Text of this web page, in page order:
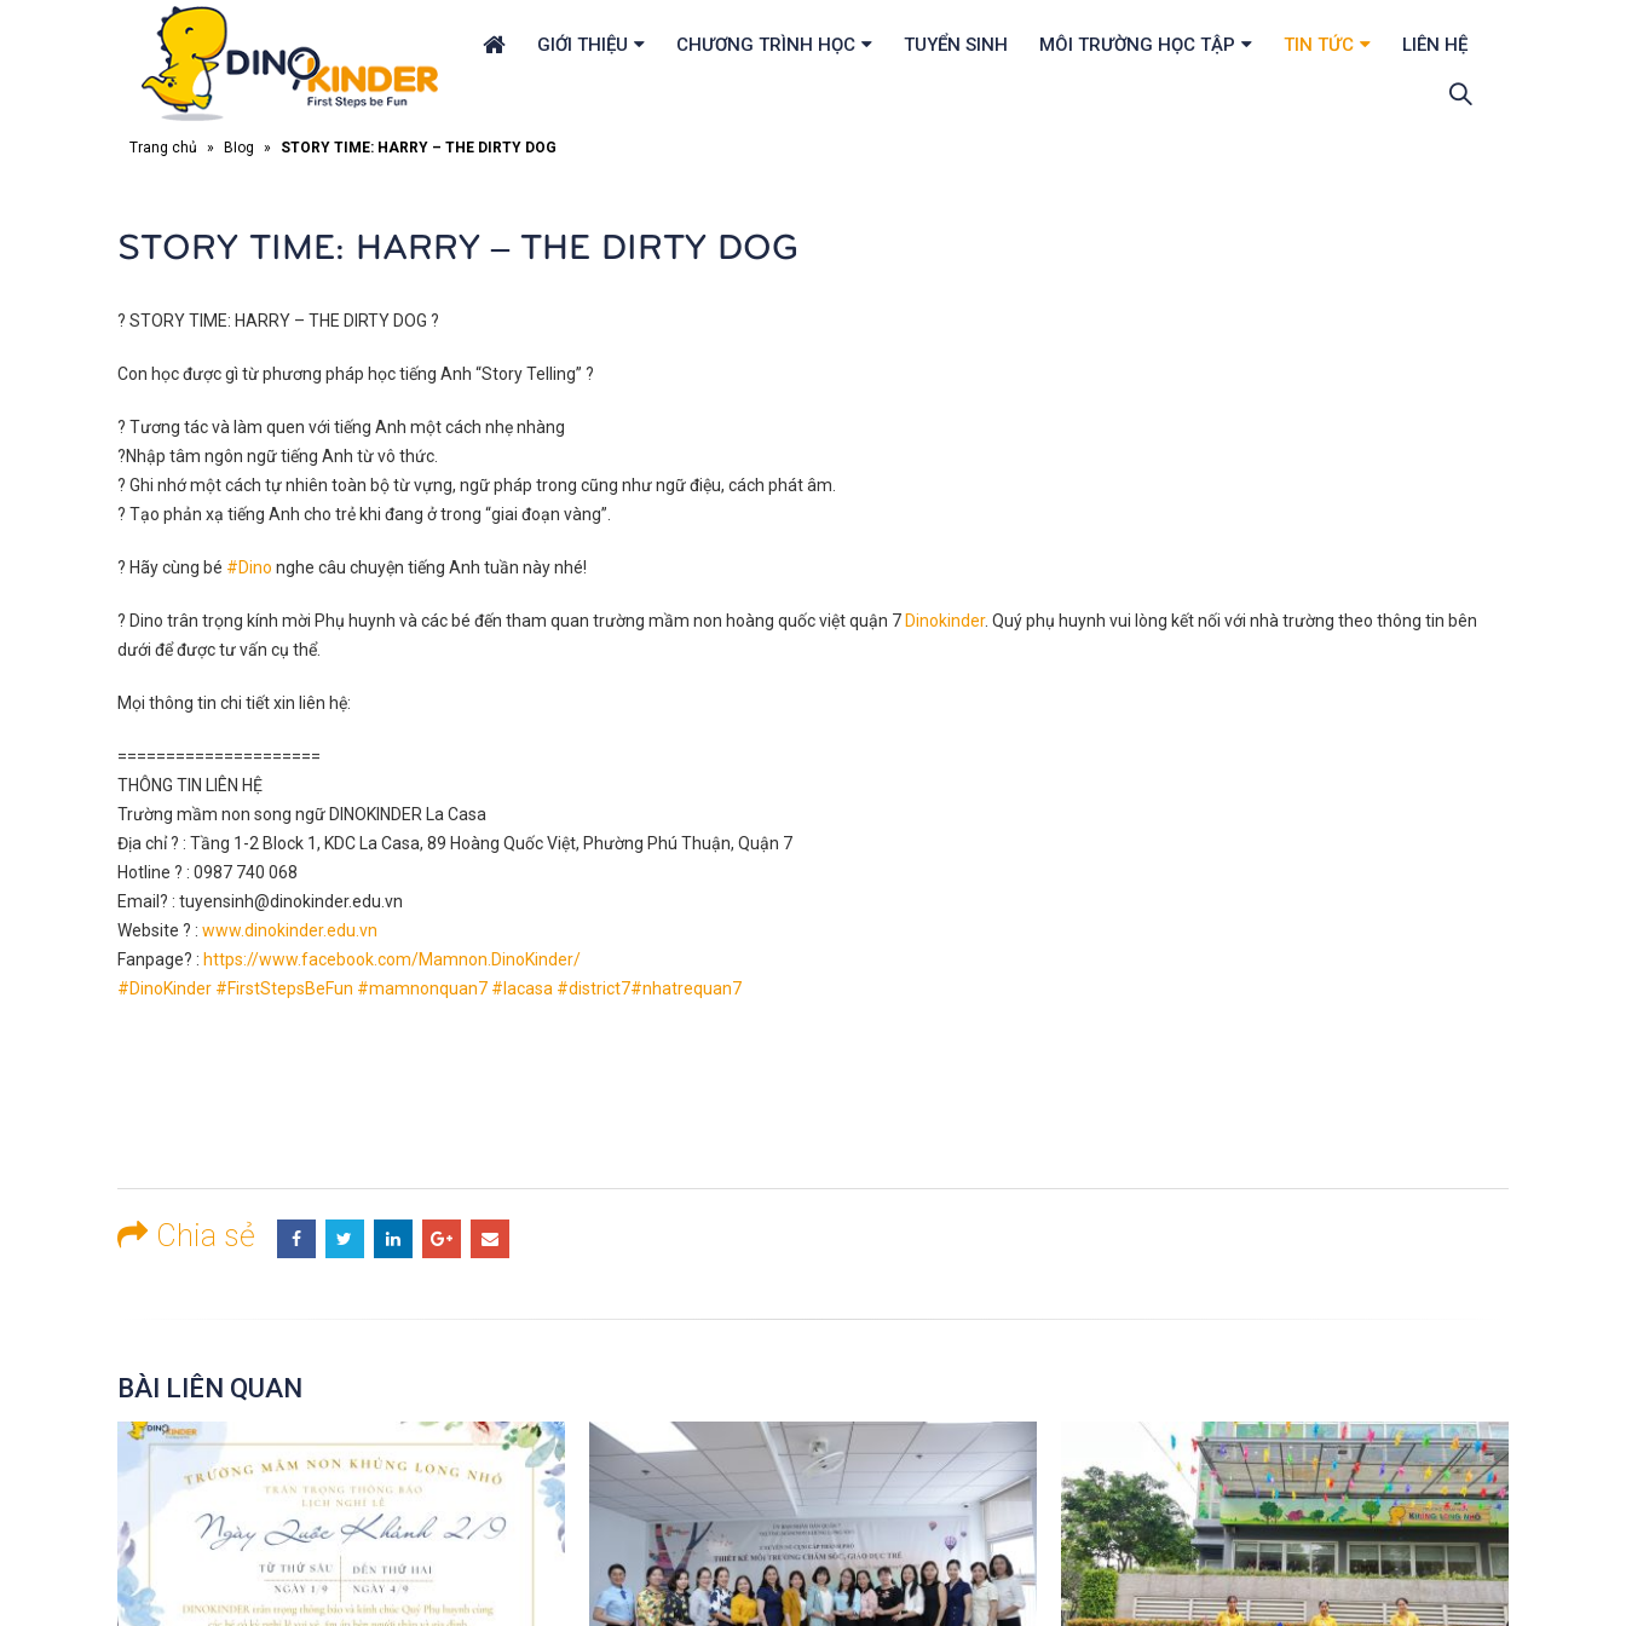
GIỚI THIỆU CHƯƠNG TRÌNH HỌC TUYỂN SINH MÔI TRƯỜNG HỌC TẬP TIN TỨC LIÊN HỆ
Trang chủ » Blog » STORY TIME: HARRY – THE DIRTY DOG
STORY TIME: HARRY – THE DIRTY DOG
? STORY TIME: HARRY – THE DIRTY DOG ?
Con học được gì từ phương pháp học tiếng Anh “Story Telling” ?
? Tương tác và làm quen với tiếng Anh một cách nhẹ nhàng
?Nhập tâm ngôn ngữ tiếng Anh từ vô thức.
? Ghi nhớ một cách tự nhiên toàn bộ từ vựng, ngữ pháp trong cũng như ngữ điệu, cách phát âm.
? Tạo phản xạ tiếng Anh cho trẻ khi đang ở trong “giai đoạn vàng”.
? Hãy cùng bé #Dino nghe câu chuyện tiếng Anh tuần này nhé!
? Dino trân trọng kính mời Phụ huynh và các bé đến tham quan trường mầm non hoàng quốc việt quận 7 Dinokinder. Quý phụ huynh vui lòng kết nối với nhà trường theo thông tin bên
dưới để được tư vấn cụ thể.
Mọi thông tin chi tiết xin liên hệ:
=====================
THÔNG TIN LIÊN HỆ
Trường mầm non song ngữ DINOKINDER La Casa
Địa chỉ? : Tầng 1-2 Block 1, KDC La Casa, 89 Hoàng Quốc Việt, Phường Phú Thuận, Quận 7
Hotline ? : 0987 740 068
Email ? : tuyensinh@dinokinder.edu.vn
Website ? : www.dinokinder.edu.vn
Fanpage? : https://www.facebook.com/Mamnon.DinoKinder/
#DinoKinder #FirstStepsBeFun #mamnonquan7 # lacasa #district7#nhatrequan7
Chia sẻ
BÀI LIÊN QUAN